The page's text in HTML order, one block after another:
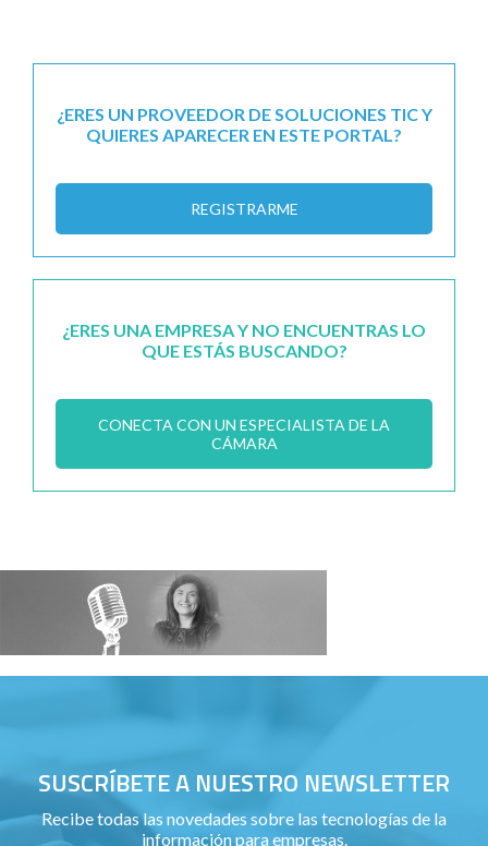
¿ERES UN PROVEEDOR DE SOLUCIONES TIC Y
QUIERES APARECER EN ESTE PORTAL?
REGISTRARME
¿ERES UNA EMPRESA Y NO ENCUENTRAS LO
QUE ESTÁS BUSCANDO?
CONECTA CON UN ESPECIALISTA DE LA
CÁMARA
SUSCRÍBETE A NUESTRO NEWSLETTER
Recibe todas las novedades sobre las tecnologías de la
información para empresas.